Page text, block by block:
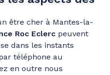
être cher à Mantes-la-
Roc Eclerc peuvent
dans les instants
téléphone au
en outre nous